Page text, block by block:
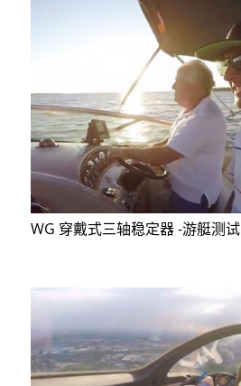
WG 穿戴式三轴稳定器 -游艇测试